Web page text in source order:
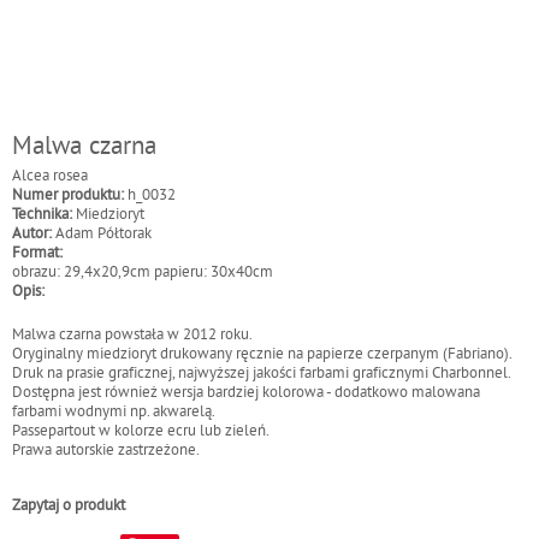
Malwa czarna
Alcea rosea
Numer produktu: h_0032
Technika: Miedzioryt
Autor:Adam Półtorak
Format:
obrazu: 29,4x20,9cm papieru: 30x40cm
Opis:
Malwa czarna powstała w 2012 roku.
Oryginalny miedzioryt drukowany ręcznie na papierze czerpanym (Fabriano).
Druk na prasie graficznej, najwyższej jakości farbami graficznymi Charbonnel.
Dostępna jest również wersja bardziej kolorowa - dodatkowo malowana
farbami wodnymi np. akwarelą.
Passepartout w kolorze ecru lub zieleń.
Prawa autorskie zastrzeżone.
Zapytaj o produkt